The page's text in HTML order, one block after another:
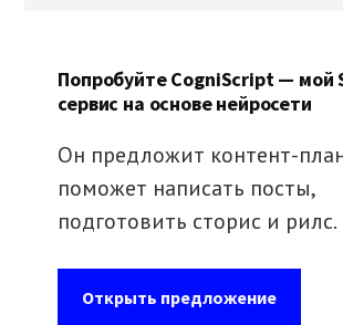
Попробуйте CogniScript — мой
сервис на основе нейросети
Он предложит контент-
поможет написать посты,
подготовить сторис и рилс.
Открыть предложение